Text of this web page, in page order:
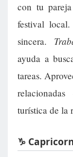
con tu
festival
sincera.
ayuda a
tareas.
turística de la
♑